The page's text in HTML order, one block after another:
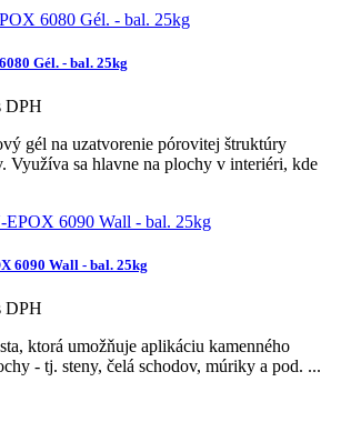
Gél. - bal. 25kg
DPH
gél na uzatvorenie pórovitej štruktúry
Využíva sa hlavne na plochy v interiéri, kde
6090 Wall - bal. 25kg
DPH
ktorá umožňuje aplikáciu kamenného
- tj. steny, čelá schodov, múriky a pod. ...